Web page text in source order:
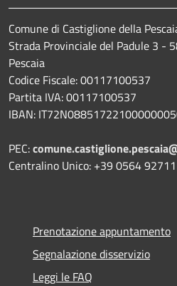
Comune di Castiglione della
Strada Provinciale del Padule 3 -
Pescaia
Codice Fiscale: 00117100537
Partita IVA: 00117100537
IBAN:
PEC:
Centralino Unico: +39 0564
Prenotazione appuntamento
Segnalazione disservizio
Leggi le FAQ